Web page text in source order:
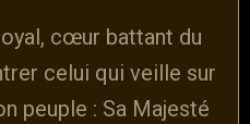
cœur battant du
celui qui veille sur
peuple : Sa Majesté